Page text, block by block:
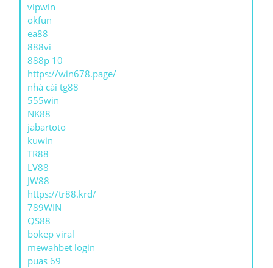
vipwin
okfun
ea88
888vi
888p 10
https://win678.page/
nhà cái tg88
555win
NK88
jabartoto
kuwin
TR88
LV88
JW88
https://tr88.krd/
789WIN
QS88
bokep viral
mewahbet login
puas 69